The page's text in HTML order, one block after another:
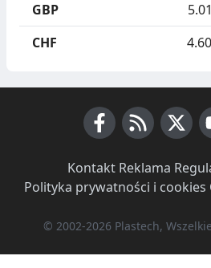
GBP
CHF
Kontakt· Reklama
Polityka prywatności i cookies
© 2002-2026 Plastech,